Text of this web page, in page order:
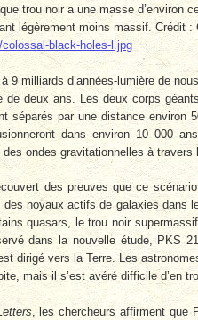
trou noir a une masse d’environ
légèrement moins massif. Crédit :
black-holes-l.jpg
9 milliards d’années-lumière de
de deux ans. Les deux corps
séparés par une distance environ
dans environ 10 000
ondes gravitationnelles à travers
des preuves que ce
noyaux actifs de galaxies dans
quasars, le trou noir
dans la nouvelle étude, PKS
dirigé vers la Terre. Les
mais il s’est avéré difficile d’en
, les chercheurs affirment que